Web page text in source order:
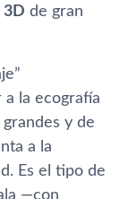
3D de gran
la ecografía
y de
a la
Es el tipo de
—con